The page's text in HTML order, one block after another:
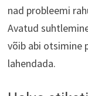
nad probleemi
Avatud
võib abi otsimine
lahendada.